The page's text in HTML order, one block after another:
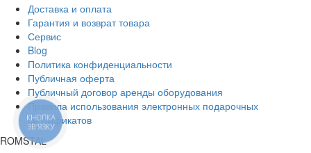
Доставка и оплата
Гарантия и возврат товара
Сервис
Blog
Политика конфиденциальности
Публичная оферта
Публичный договор аренды оборудования
Правила использования электронных подарочных
сертификатов
ROMSTAL
КНОПКА
ЗВ'ЯЗКУ